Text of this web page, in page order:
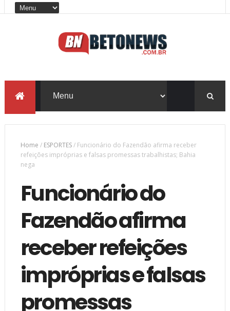
Home / ESPORTES/ Funcionário do Fazendão afirma receber
refeições impróprias e falsas promessas trabalhistas; Bahia
nega
Funcionário do
Fazendão afirma
receber refeições
impróprias e falsas
promessas